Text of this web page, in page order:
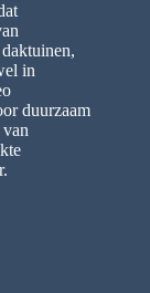
in
duurzaam
van